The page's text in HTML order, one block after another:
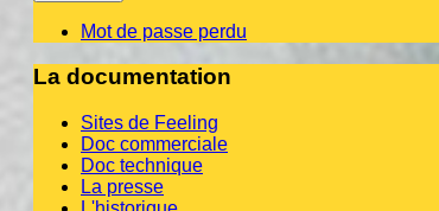
Mot de passe perdu
La documentation
Sites de Feeling
Doc commerciale
Doc technique
La presse